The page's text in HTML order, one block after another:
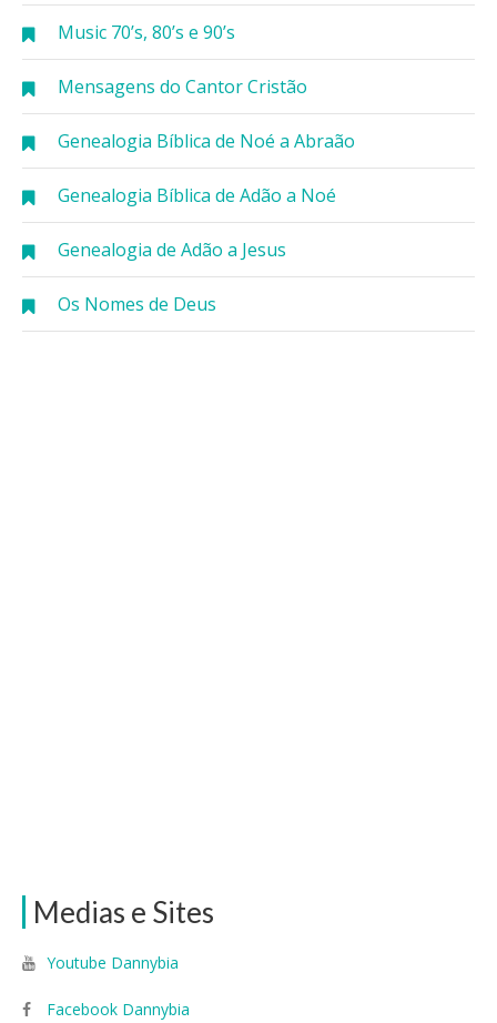
Music 70’s, 80’s e 90’s
Mensagens do Cantor Cristão
Genealogia Bíblica de Noé a Abraão
Genealogia Bíblica de Adão a Noé
Genealogia de Adão a Jesus
Os Nomes de Deus
Medias e Sites
Youtube Dannybia
Facebook Dannybia